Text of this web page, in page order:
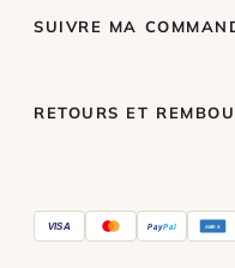
SUIVRE MA
RETOURS ET
VISA PayPal AMEX